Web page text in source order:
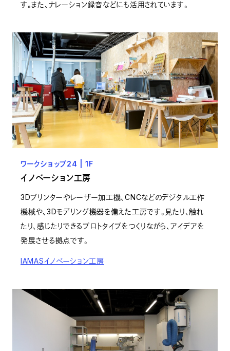
す。また、ナレーション録音などにも活用されています。
ワークショップ24 | 1F
イノベーション工房
3Dプリンターやレーザー加工機、CNCなどのデジタル工作
機械や、3Dモデリング機器を備えた工房です。見たり、触れ
たり、感じたりできるプロトタイプをつくりながら、アイデアを
発展させる拠点です。
IAMASイノベーション工房